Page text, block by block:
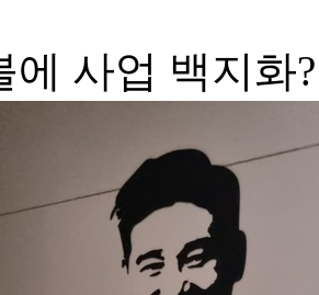
에 사업 백지